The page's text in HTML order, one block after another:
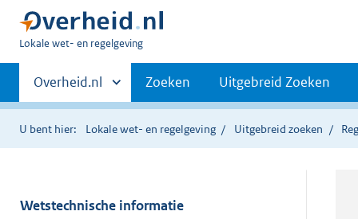
U
hier:
Lokale wet- en regelgeving
Primaire
navigatie
Andere
sites
binnen
Overheid.nl Zoeken Uitgebreid Zoeken
U bent hier: Lokale wet- en regelgeving Uitgebreid zoeken
Wetstechnische informatie